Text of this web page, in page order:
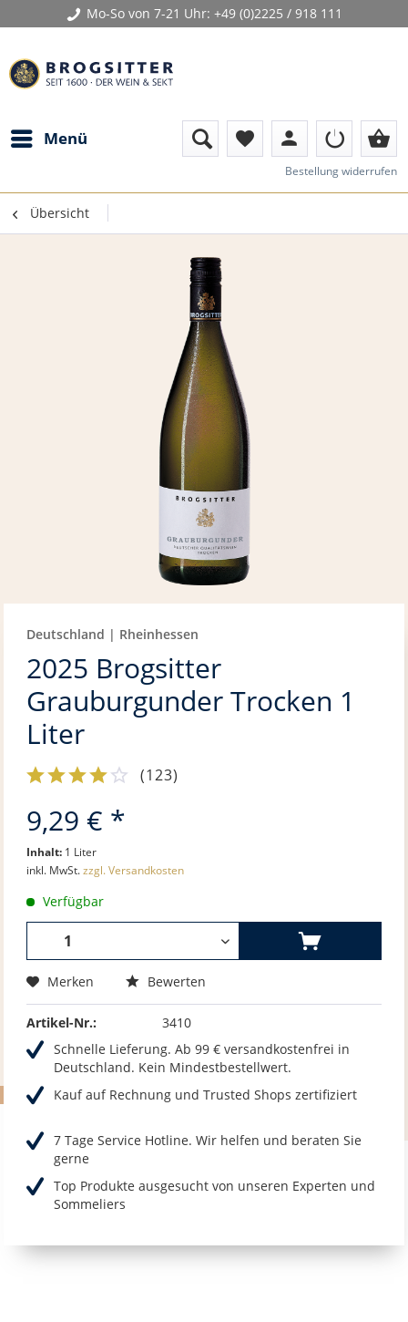
Mo-So von 7-21 Uhr: +49 (0)2225 / 918 111
Menü favorite person shopping_basket
Bestellung widerrufen
Übersicht
Deutschland | Rheinhessen
2025 Brogsitter
Grauburgunder Trocken 1
Liter
(123)
9,29 € *
Inhalt: 1 Liter
inkl. MwSt.zzgl. Versandkosten
Verfügbar
Merken Bewerten
Artikel-Nr.:
3410
Schnelle Lieferung. Ab 99 € versandkostenfrei in
Deutschland. Kein Mindestbestellwert.
Kauf auf Rechnung und Trusted Shops zertifiziert
7 Tage Service Hotline. Wir helfen und beraten Sie
gerne
Top Produkte ausgesucht von unseren Experten und
Sommeliers